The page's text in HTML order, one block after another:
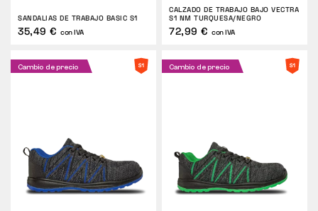
SANDALIAS DE TRABAJO BASIC S1
35,49 € con IVA
CALZADO DE TRABAJO BAJO VECTRA
S1 NM TURQUESA/NEGRO
72,99 € con IVA
Cambio de precio Cambio de precio